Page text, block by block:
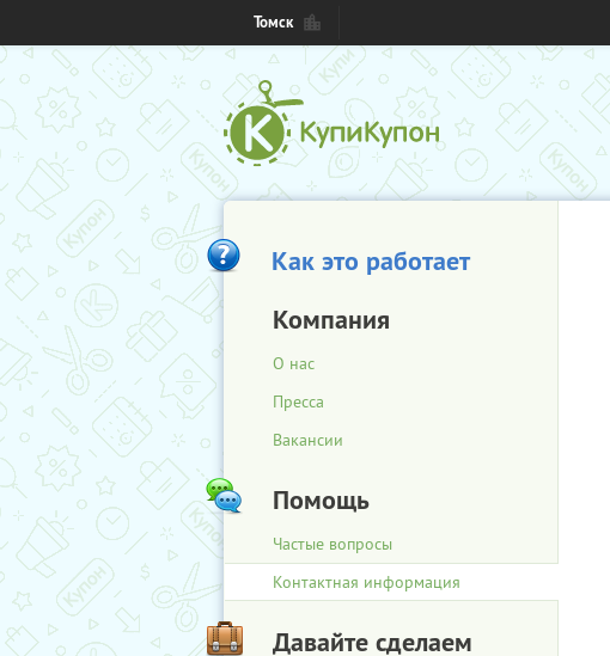
Томск
Как это работает
Компания
О нас
Пресса
Вакансии
Помощь
Частые вопросы
Контактная информация
Давайте сделаем